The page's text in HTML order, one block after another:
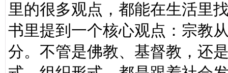
里的很多观点，都能在生活里
书里提到一个核心观点：宗教
分。不管是佛教、基督教，还